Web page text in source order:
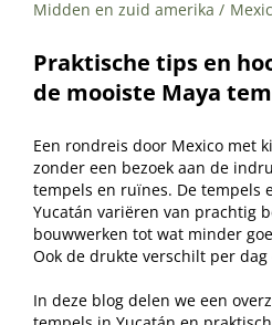
Midden en zuid amerika
Praktische tips en
de mooiste Maya
Een rondreis door Mexico met
zonder een bezoek aan de
tempels en ruïnes. De tempels
Yucatán variëren van prachtig
bouwwerken tot wat minder
Ook de drukte verschilt per
In deze blog delen we een